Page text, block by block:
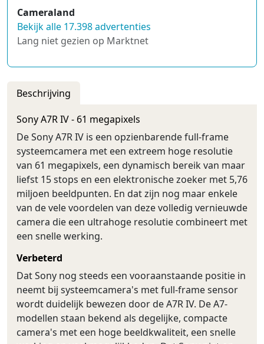
Cameraland
Bekijk alle 17.398 advertenties
Lang niet gezien op Marktnet
Beschrijving
Sony A7R IV - 61 megapixels
De Sony A7R IV is een opzienbarende full-frame
systeemcamera met een extreem hoge resolutie
van 61 megapixels, een dynamisch bereik van maar
liefst 15 stops en een elektronische zoeker met 5,76
miljoen beeldpunten. En dat zijn nog maar enkele
van de vele voordelen van deze volledig vernieuwde
camera die een ultrahoge resolutie combineert met
een snelle werking.
Verbeterd
Dat Sony nog steeds een vooraanstaande positie in
neemt bij systeemcamera's met full-frame sensor
wordt duidelijk bewezen door de A7R IV. De A7-
modellen staan bekend als degelijke, compacte
camera's met een hoge beeldkwaliteit, een snelle